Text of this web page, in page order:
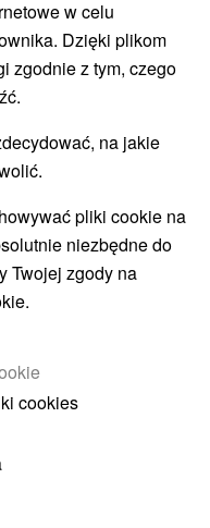
1' 59.82''
40' 25.87''
w celu
Dzięki plikom
zgodnie z tym, czego
na jakie
pliki cookie na
niezbędne do
Twojej zgody na
cookies